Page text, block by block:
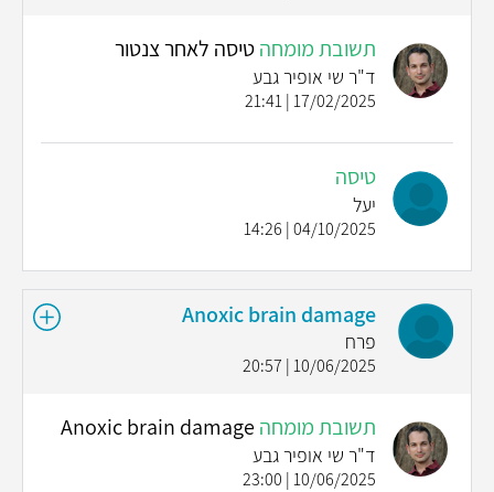
תשובת מומחהטיסה לאחר צנטור
ד"ר שי אופיר גבע
17/02/2025 | 21:41
טיסה
יעל
04/10/2025 | 14:26
Anoxic brain damage
פרח
10/06/2025 | 20:57
תשובת מומחה Anoxic brain damage
ד"ר שי אופיר גבע
10/06/2025 | 23:00